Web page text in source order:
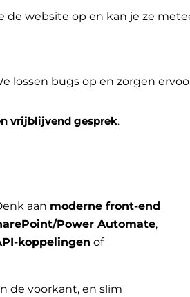
de website op en kan je ze
lossen bugs op en zorgen
vrijblijvend gesprek.
aan moderne front-end
Power Automate,
koppelingen of
de voorkant, en slim